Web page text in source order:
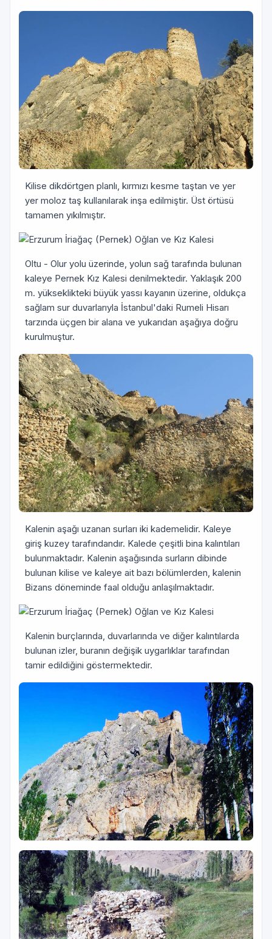
Kilise dikdörtgen planlı, kırmızı kesme taştan ve yer
yer moloz taş kullanılarak inşa edilmiştir. Üst örtüsü
tamamen yıkılmıştır.
Oltu - Olur yolu üzerinde, yolun sağ tarafında bulunan
kaleye Pernek Kız Kalesi denilmektedir. Yaklaşık 200
m. yükseklikteki büyük yassı kayanın üzerine, oldukça
sağlam sur duvarlarıyla İstanbul'daki Rumeli Hisarı
tarzında üçgen bir alana ve yukarıdan aşağıya doğru
kurulmuştur.
Kalenin aşağı uzanan surları iki kademelidir. Kaleye
giriş kuzey tarafındandır. Kalede çeşitli bina kalıntıları
bulunmaktadır. Kalenin aşağısında surların dibinde
bulunan kilise ve kaleye ait bazı bölümlerden, kalenin
Bizans döneminde faal olduğu anlaşılmaktadır.
Kalenin burçlarında, duvarlarında ve diğer kalıntılarda
bulunan izler, buranın değişik uygarlıklar tarafından
tamir edildiğini göstermektedir.